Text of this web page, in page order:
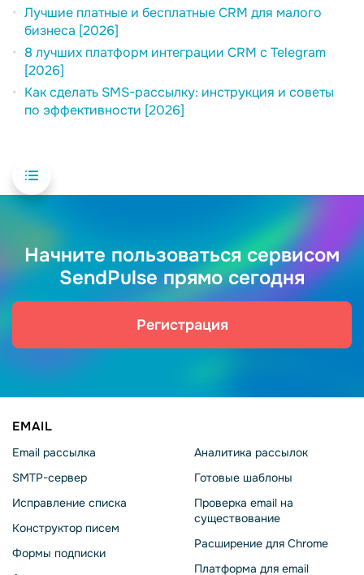
Лучшие платные и бесплатные CRM для малого
бизнеса [2026]
8 лучших платформ интеграции CRM с Telegram
[2026]
Как сделать SMS-рассылку: инструкция и советы
по эффективности [2026]
Начните пользоваться сервисом
SendPulse прямо сегодня
Регистрация
EMAIL
Email рассылка
SMTP-сервер
Исправление списка
Конструктор писем
Формы подписки
Аналитика рассылок
Готовые шаблоны
Проверка email на
существование
Расширение для Chrome
Платформа для email